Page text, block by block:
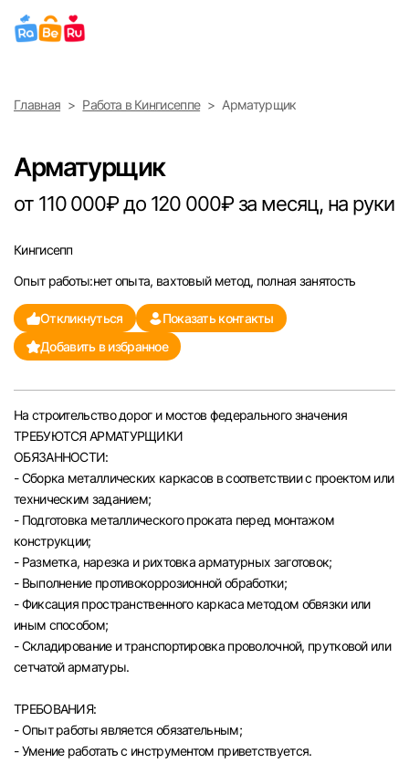
Выберите город
Санкт-Петербург
Ижевск
Екатеринбург
Саратов
Казань
Челябинск
Пермь
Самара
Оренбург
Волгоград
Ульяновск
Курган
Главная Работа в Кингисеппе Арматурщик
Арматурщик
от 110 000₽ до 120 000₽ за месяц, на руки
Кингисепп
Опыт работы:нет опыта, вахтовый метод, полная занятость
Откликнуться
Показать контакты
Добавить в избранное
На строительство дорог и мостов федерального значения
ТРЕБУЮТСЯ АРМАТУРЩИКИ
ОБЯЗАННОСТИ:
- Сборка металлических каркасов в соответствии с проектом или
техническим заданием;
- Подготовка металлического проката перед монтажом
конструкции;
- Разметка, нарезка и рихтовка арматурных заготовок;
- Выполнение противокоррозионной обработки;
- Фиксация пространственного каркаса методом обвязки или
иным способом;
- Складирование и транспортировка проволочной, прутковой или
сетчатой арматуры.
ТРЕБОВАНИЯ:
- Опыт работы является обязательным;
- Умение работать с инструментом приветствуется.